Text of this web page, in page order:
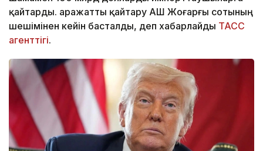
қайтарды. Қаражатты қайтару АҚШ Жоғарғы сотының
шешімінен кейін басталды, деп хабарлайды ТАСС
агенттігі.